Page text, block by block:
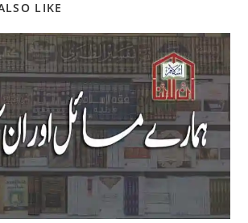
LIKE